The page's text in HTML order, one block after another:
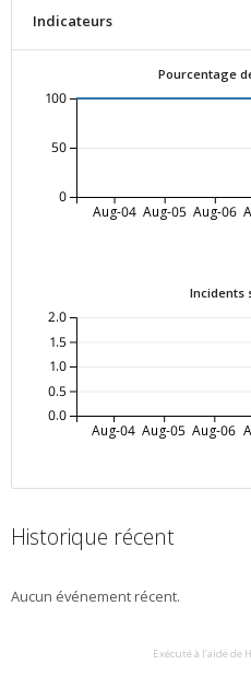
Indicateurs
Pourcentage
Aug-04 Aug-05 Aug-06
0
50
100
Incidents
Aug-04 Aug-05 Aug-06
0.0
0.5
1.0
1.5
2.0
Historique récent
Aucun événement récent.
Exécuté à l’aide de